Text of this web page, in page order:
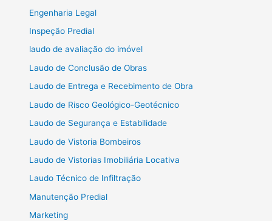
Engenharia Legal
Inspeção Predial
laudo de avaliação do imóvel
Laudo de Conclusão de Obras
Laudo de Entrega e Recebimento de Obra
Laudo de Risco Geológico-Geotécnico
Laudo de Segurança e Estabilidade
Laudo de Vistoria Bombeiros
Laudo de Vistorias Imobiliária Locativa
Laudo Técnico de Infiltração
Manutenção Predial
Marketing